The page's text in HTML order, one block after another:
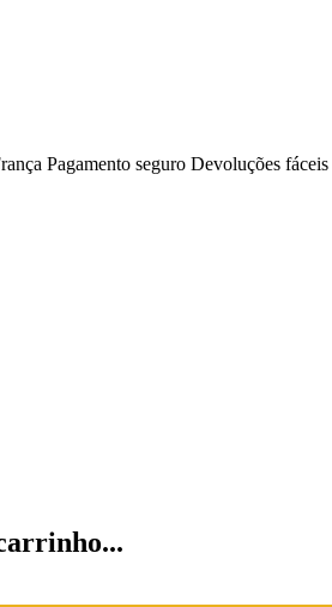
Pagamento seguro Devoluções fáceis